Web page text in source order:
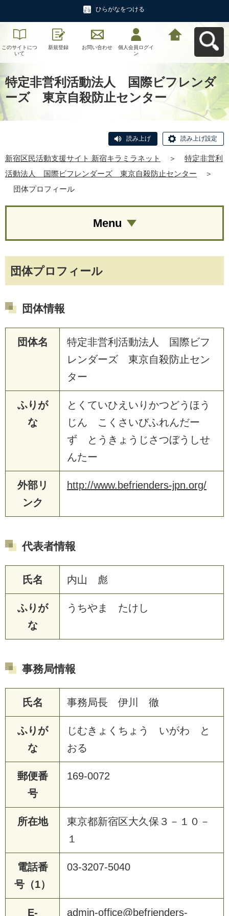
ひらがなをつける
このサイトにつ
いて
新規登録 お問い合わせ
個人会員ログイ
ン
特定非営利活動法人 国際ビフレンダ
ーズ 東京自殺防止センター
読み上げ 読み上げ設定
新宿区民活動支援サイト 新宿キラミラネット ＞
特定非営利
活動法人 国際ビフレンダーズ 東京自殺防止センター
＞
団体プロフィール
団体プロフィール
団体情報
団体名
特定非営利活動法人 国際ビフ
レンダーズ 東京自殺防止セン
ター
ふりが
な
とくていひえいりかつどうほう
じん こくさいびふれんだー
ず とうきょうじさつぼうしせ
んたー
外部リ
ンク
http://www.befrienders-jpn.org/
代表者情報
氏名 内山 彪
ふりが
な
うちやま たけし
事務局情報
氏名 事務局長 伊川 徹
ふりが
な
じむきょくちょう いがわ と
おる
郵便番
号
169-0072
所在地
東京都新宿区大久保３－１０－
１
電話番
号（1）
03-3207-5040
E- admin-office@befrienders-
Menu